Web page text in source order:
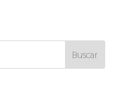
Buscar